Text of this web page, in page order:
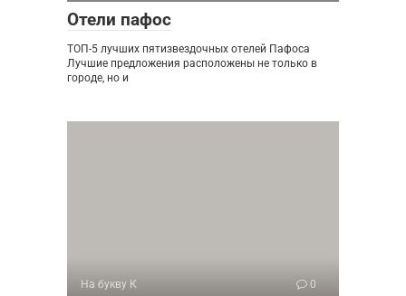
Отели пафос
ТОП-5 лучших пятизвездочных отелей Пафоса
Лучшие предложения расположены не только в
городе, но и
На букву К 0